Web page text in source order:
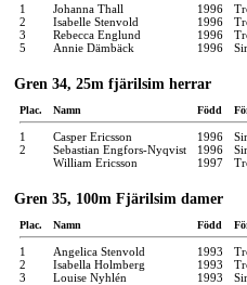
1 Johanna Thall 1996
2
Isabelle Stenvold 1996
3
Rebecca Englund 1996
5
Annie Dämbäck 1996
Gren 34, 25m fjärilsim herrar
Plac. Namn Född
1 Casper Ericsson 1996
2
Sebastian Engfors-Nyqvist 1996
William Ericsson
1997
Gren 35, 100m Fjärilsim damer
Plac. Namn Född
1 Angelica Stenvold 1993
2
Isabella Holmberg 1993
3
Louise Nyhlén 1993